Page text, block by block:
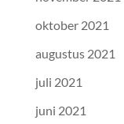
oktober 2021
augustus 2021
juli 2021
juni 2021